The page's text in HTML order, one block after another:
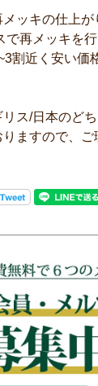
ッキの仕上
で再メッキを
割近く安い価
ス/日本のど
ますので、